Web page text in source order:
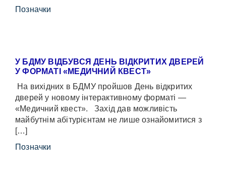
Позначки
У БДМУ ВІДБУВСЯ ДЕНЬ ВІДКРИТИХ ДВЕРЕЙ
У ФОРМАТІ «МЕДИЧНИЙ КВЕСТ»
На вихідних в БДМУ пройшов День відкритих
дверей у новому інтерактивному форматі —
«Медичний квест». Захід дав можливість
майбутнім абітурієнтам не лише ознайомитися з
[…]
Позначки